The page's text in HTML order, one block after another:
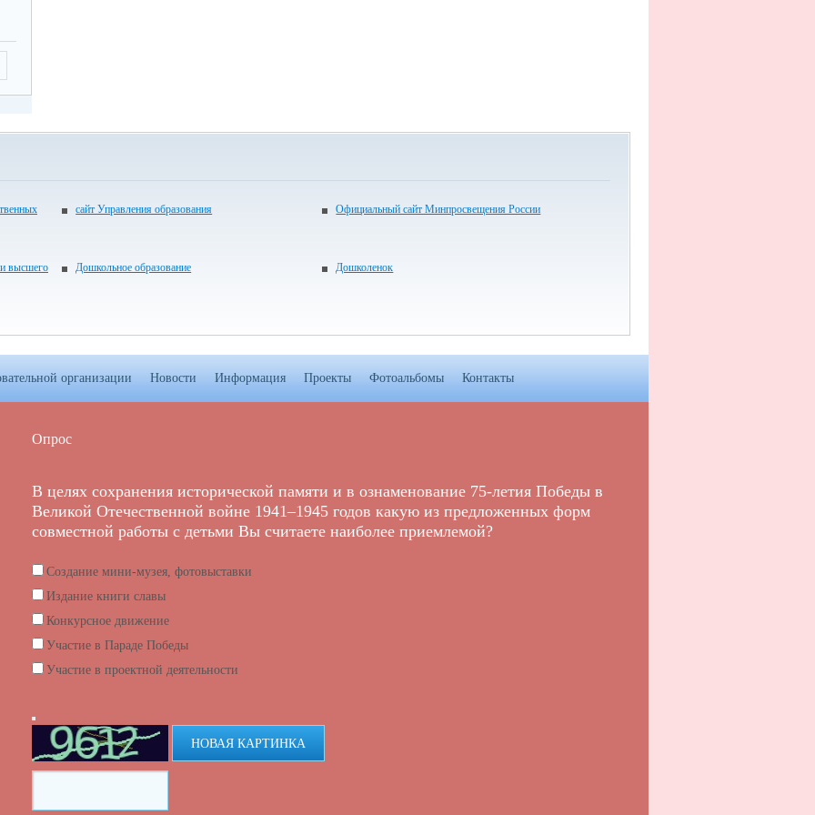
сайт Управления образования Официальный сайт Минпросвещения России
высшего Дошкольное образование Дошколенок
организации Новости Информация Проекты Фотоальбомы Контакты
Опрос
В целях сохранения исторической памяти и в ознаменование 75-летия Победы в
Великой Отечественной войне 1941–1945 годов какую из предложенных форм
совместной работы с детьми Вы считаете наиболее приемлемой?
Создание мини-музея, фотовыставки
Издание книги славы
Конкурсное движение
Участие в Параде Победы
Участие в проектной деятельности
НОВАЯ КАРТИНКА